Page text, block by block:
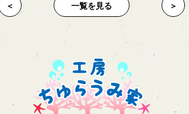
＜ 一覧を見る ＞